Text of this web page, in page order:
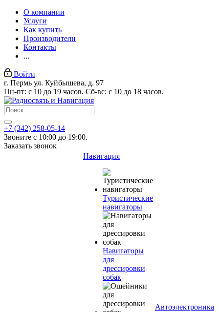
О компании
Услуги
Как купить
Производители
Контакты
...
Войти
г. Пермь ул. Куйбышева, д. 97
Пн-пт: с 10 до 19 часов. Сб-вс: с 10 до 18 часов.
+7 (342) 258-05-14
Звоните с 10:00 до 19:00.
Заказать звонок
Навигация
Туристические
навигаторы
Навигаторы
для
дрессировки
собак
Автоэлектроника